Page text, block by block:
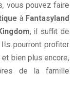
vous pouvez faire
à Fantasyland
, il suffit de
pourront profiter
et bien plus encore,
de la famille